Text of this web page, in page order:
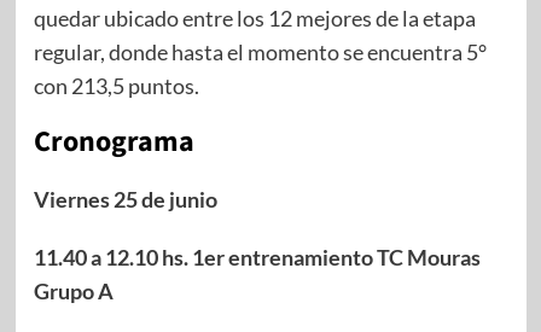
quedar ubicado entre los 12 mejores de la etapa
regular, donde hasta el momento se encuentra 5°
con 213,5 puntos.
Cronograma
Viernes 25 de junio
11.40 a 12.10 hs. 1er entrenamiento TC Mouras
Grupo A